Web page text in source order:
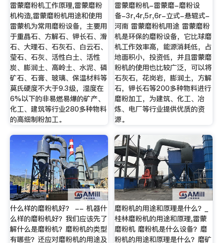
雷蒙磨粉机工作原理,雷蒙磨粉
机构造,雷蒙磨粉机用途和使用
雷蒙机为常用磨粉设备，主要用
于重晶石、方解石、钾长石、滑
石、大理石、石灰石、白云石、
莹石、石灰、活性白土、活性
炭、膨润土、高岭土、水泥、磷
矿石、石膏、玻璃、保温材料等
莫氏硬度不大于9.3级，湿度在
6%以下的非易燃易爆的矿产、
化工、建筑等行业280多种物料
的高细制粉加工。
雷蒙磨粉机-雷蒙磨-磨粉设
备-3r,4r,5r,6r-立式-悬辊式-
河南 雷蒙磨粉机用途 雷蒙磨粉
机是环保的磨粉设备，它比球磨
机工作效率高，能源消耗低，占
地面积小，投资低，并且雷蒙磨
粉机的使用也比较广泛，可以将
石灰石，花岗岩，膨润土，方解
石，钾长石等200多种物料进行
磨粉加工，为建筑、化工、冶
炼、电厂等行业提供优质的资
源。
什么样的磨粉机好？ -- 机器什
么样的磨粉机好？我们应该先了
解什么是磨粉机？磨粉机的类型
有哪些？还应对磨粉机的用途及
磨粉机的用途和原理是什么？_
桂林磨粉机的用途和原理,雷蒙
磨粉机 磨粉机是什么设备？磨
粉机的用途和原理是什么？磨矿